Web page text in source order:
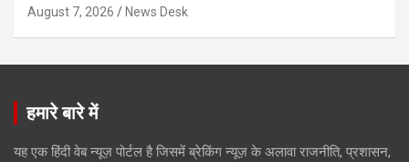
August 7, 2026 News Desk
हमारे बारे में
यह एक हिंदी वेब न्यूज़ पोर्टल है जिसमें ब्रेकिंग न्यूज़ के अलावा राजनीति, प्रशासन,